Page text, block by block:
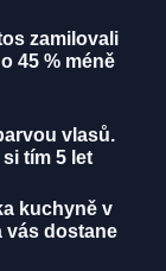
zamilovali
45 % méně
vlasů.
tím 5 let
kuchyně v
vás dostane